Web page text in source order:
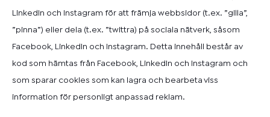
LinkedIn och Instagram för att främja webbsidor (t.ex. ”gilla”,
”pinna”) eller dela (t.ex. ”twittra) på sociala nätverk, såsom
Facebook, LinkedIn och Instagram. Detta innehåll består av
kod som hämtas från Facebook, LinkedIn och Instagram och
som sparar cookies som kan lagra och bearbeta viss
information för personligt anpassad reklam.